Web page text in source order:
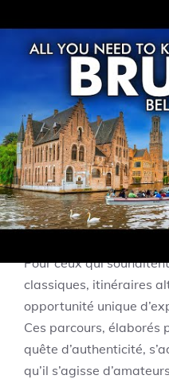
durable en 2025. La
l’impact du flux
ces escapades hors
préserver son
expérience riche et
Les
Bruges
sur mesure
Pour ceux qui
classiques, itinéraires
opportunité unique
Ces parcours, élaborés
quête d’authenticité,
qu’il s’agisse